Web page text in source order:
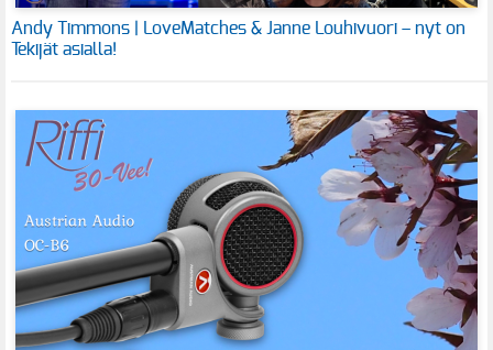
Andy Timmons | LoveMatches & Janne Louhivuori – nyt on
Tekijät asialla!